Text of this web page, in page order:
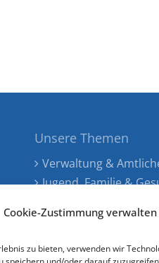
Cookie-Zustimmung verwalten
zu bieten, verwenden wir
Unsere Themen
Verwaltung &
Jugend, Familie &
Kunst, Kultur & Musik
Senioren & Inklusion